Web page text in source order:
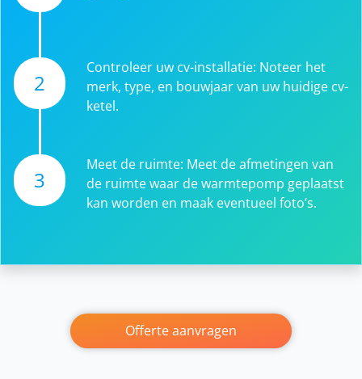
2
Controleer uw cv-installatie: Noteer het
merk, type, en bouwjaar van uw huidige cv-
ketel.
3
Meet de ruimte: Meet de afmetingen van
de ruimte waar de warmtepomp geplaatst
kan worden en maak eventueel foto’s.
Offerte aanvragen